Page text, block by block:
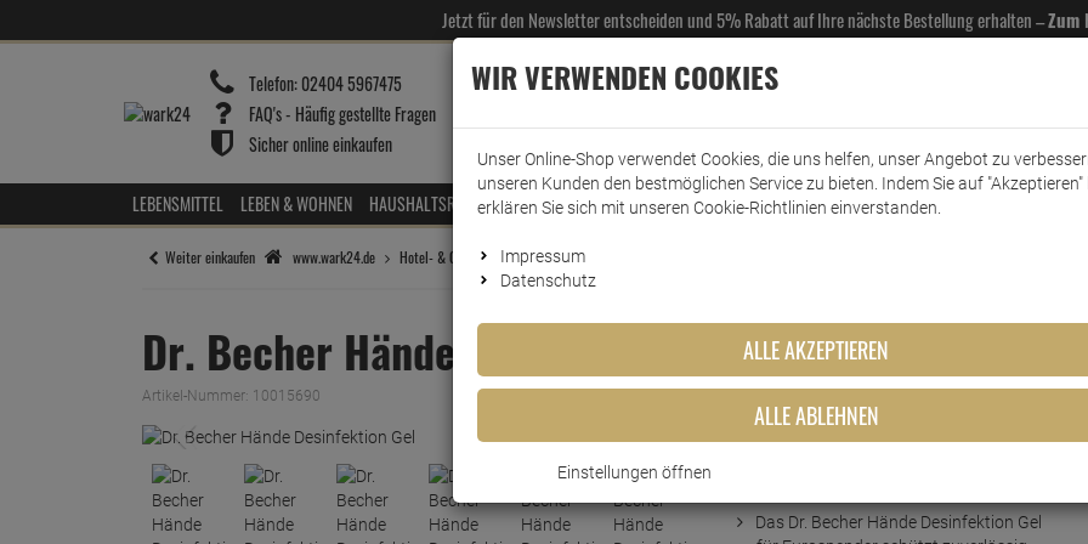
Jetzt für den Newsletter entscheiden und 5% Rabatt auf Ihre nächste Bestellung erhalten –Zum
Telefon:02404 5967475
FAQ's - Häufig gestellte Fragen
Sicher online einkaufen
LEBENSMITTEL LEBEN & WOHNEN HAUSHALTSREINIGER HOTEL- & GASTROBEDARF DROGERIE KÜCHE & HAUSHALT KFZ
Weiter einkaufen www.wark24.de Hotel- & Gastrobedarf Dr. Becher Hände Desinfektion Gel
Dr. Becher Hände Desinfektion Gel
Artikel-Nummer: 10015690
Das Dr. Becher Hände Desinfektion Gel
WIR VERWENDEN COOKIES
Unser Online-Shop verwendet Cookies, die uns helfen, unser Angebot zu
unseren Kunden den bestmöglichen Service zu bieten. Indem Sie auf "Akzeptieren"
erklären Sie sich mit unseren Cookie-Richtlinien einverstanden.
Impressum
Datenschutz
ALLE AKZEPTIEREN
ALLE ABLEHNEN
Einstellungen öffnen